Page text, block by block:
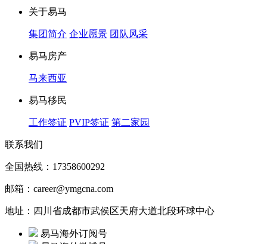
关于易马
集团简介 企业愿景 团队风采
易马房产
马来西亚
易马移民
工作签证 PVIP签证 第二家园
联系我们
全国热线：17358600292
邮箱：career@ymgcna.com
地址：四川省成都市武侯区天府大道北段环球中心
易马海外订阅号